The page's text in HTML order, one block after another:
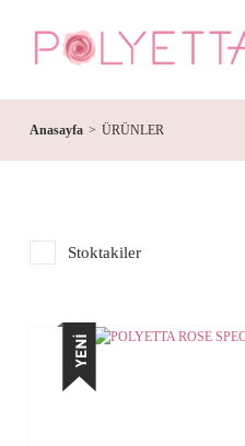
Anasayfa ÜRÜNLER
Stoktakiler